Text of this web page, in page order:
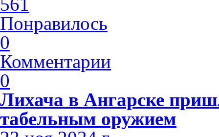
Понравилось
0
Комментарии
0
Лихача в Ангарске
табельным оружием